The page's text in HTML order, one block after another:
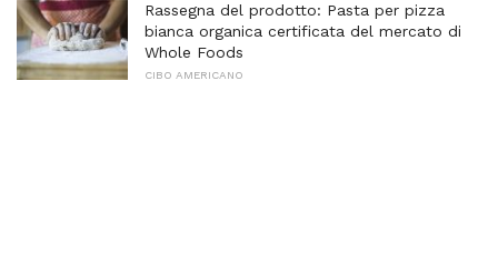
Rassegna del prodotto: Pasta per pizza
bianca organica certificata del mercato di
Whole Foods
CIBO AMERICANO